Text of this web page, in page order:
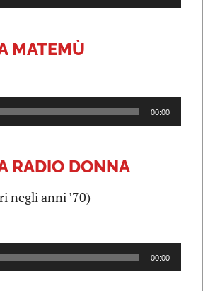
MATEMÙ
00:00
RADIO DONNA
negli anni ’70)
00:00